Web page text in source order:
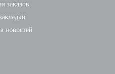
заказов
новостей